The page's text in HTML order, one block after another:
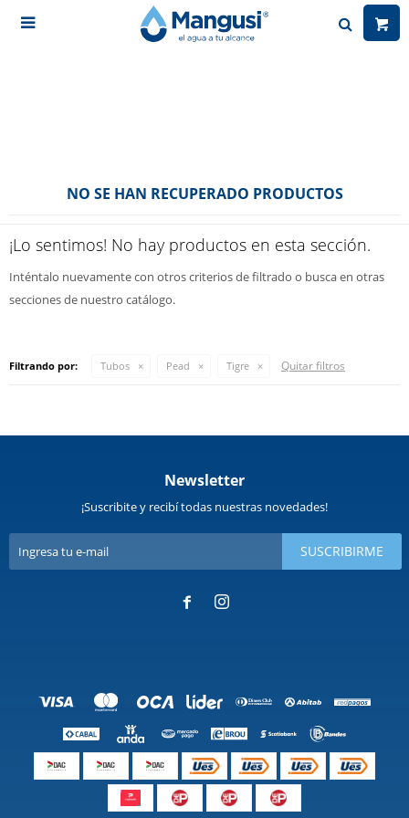

NO SE HAN RECUPERADO PRODUCTOS
¡Lo sentimos! No hay productos en esta sección.
Inténtalo nuevamente con otros criterios de filtrado o busca en otras
secciones de nuestro catálogo.
Filtrando por: Tubos Pead Tigre Quitar filtros
Newsletter
¡Suscribite y recibí todas nuestras novedades!
SUSCRIBIRME
 